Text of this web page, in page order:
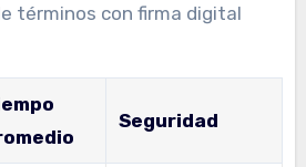
términos con firma digital
Seguridad